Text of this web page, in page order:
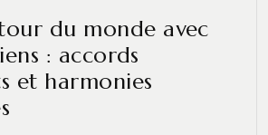
du monde avec
: accords
et harmonies